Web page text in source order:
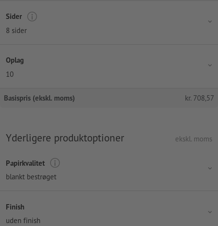
Sider
8 sider
Oplag
10
Basispris (ekskl. moms) kr. 708,57
Yderligere produktoptioner ekskl. moms
Papirkvalitet
blankt bestrøget
Finish
uden finish